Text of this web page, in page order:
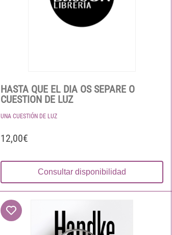
HASTA QUE EL DIA OS SEPARE O
CUESTION DE LUZ
UNA CUESTIÓN DE LUZ
12,00€
Consultar disponibilidad